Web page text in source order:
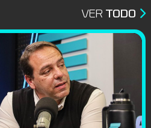
VER TODO